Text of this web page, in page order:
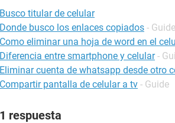
Busco titular de celular
Donde busco los enlaces copiados - Guide
Como eliminar una hoja de word en el
Diferencia entre smartphone y celular -
Eliminar cuenta de whatsapp desde otro
Compartir pantalla de celular a tv - Guide
1 respuesta